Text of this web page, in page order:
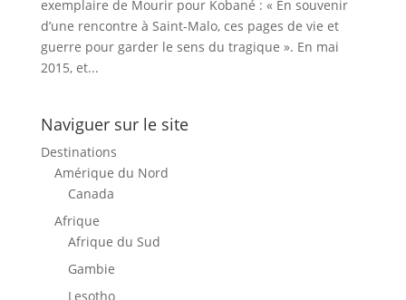
exemplaire de Mourir pour Kobané : « En souvenir
d’une rencontre à Saint-Malo, ces pages de vie et
guerre pour garder le sens du tragique ». En mai
2015, et...
Naviguer sur le site
Destinations
Amérique du Nord
Canada
Afrique
Afrique du Sud
Gambie
Lesotho